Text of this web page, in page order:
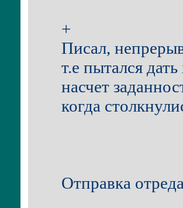
+
Писал,
т.е пытался
насчет
когда
Отправка